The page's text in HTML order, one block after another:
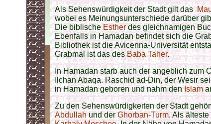
Als Sehenswürdigkeit der Stadt gilt das
wobei es Meinungsunterschiede darüber
Die biblischeEstherdes gleichnamigen
Ebenfalls in Hamadan befindet sich die
Bibliothek ist die Avicenna-Universität
Grabmal ist das desBaba Taher.
In Hamadan starb auch der angeblich zum
Ilchan Abaqa. Raschid ad-Din, der Wesir
in Hamadan geboren und nahm denIslam
Zu den Sehenswürdigkeiten der Stadt
Abdullahund derGhorban-Turm. Als älteste